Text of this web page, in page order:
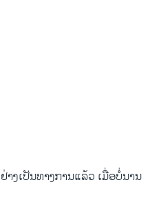
ງເປັນທາງການແລ້ວ ເມື່ອບໍ່ນານ